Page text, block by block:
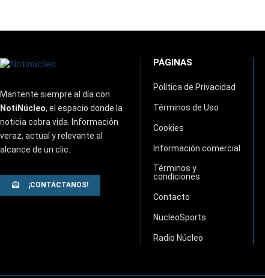
Mantente siempre al día con
NotiNúcleo, el espacio donde la
noticia cobra vida. Información
veraz, actual y relevante al
alcance de un clic.
¡CONTÁCTANOS!
PÁGINAS
Política de Privacidad
Términos de Uso
Cookies
Información comercial
Términos y
condiciones
Contacto
NucleoSports
Radio Núcleo